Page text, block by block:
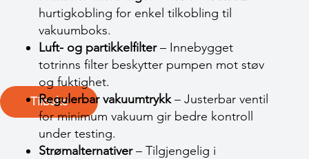
Tilbake
hurtigkobling for enkel tilkobling til
vakuumboks.
Luft- og partikkelfilter– Innebygget
totrinns filter beskytter pumpen mot støv
og fuktighet.
Regulerbar vakuumtrykk– Justerbar ventil
for minimum vakuum gir bedre kontroll
under testing.
Strømalternativer– Tilgjengelig i